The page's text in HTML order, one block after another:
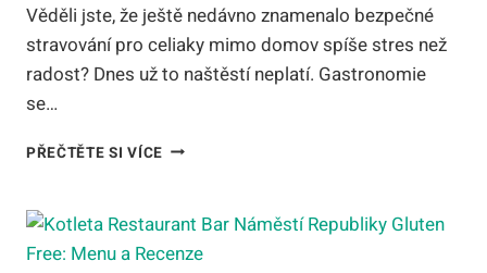
Věděli jste, že ještě nedávno znamenalo bezpečné
stravování pro celiaky mimo domov spíše stres než
radost? Dnes už to naštěstí neplatí. Gastronomie
se…
PŘEČTĚTE SI VÍCENEJLEPŠÍ
LEPKU
PRAHA:
PRŮVODCE